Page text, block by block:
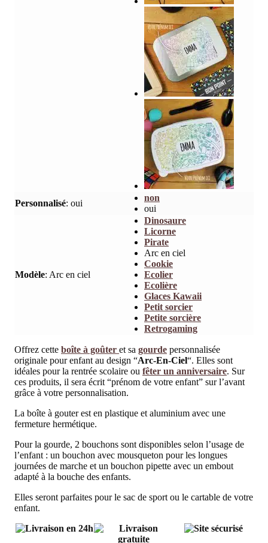
Offrez cette boîte à goûter et sa gourde personnalisée
originale pour enfant au design “Arc-En-Ciel“. Elles sont
idéales pour la rentrée scolaire ou fêter un anniversaire. Sur
ces produits, il sera écrit “prénom de votre enfant” sur l’avant
grâce à votre personnalisation.
La boîte à gouter est en plastique et aluminium avec une
fermeture hermétique.
Pour la gourde, 2 bouchons sont disponibles selon l’usage de
l’enfant : un bouchon avec mousqueton pour les longues
journées de marche et un bouchon pipette avec un embout
adapté à la bouche des enfants.
Elles seront parfaites pour le sac de sport ou le cartable de votre
enfant.
Personnalisé: oui
non
oui
Modèle: Arc en ciel
Dinosaure
Licorne
Pirate
Arc en ciel
Cookie
Ecolier
Ecolière
Glaces Kawaii
Petit sorcier
Petite sorcière
Retrogaming